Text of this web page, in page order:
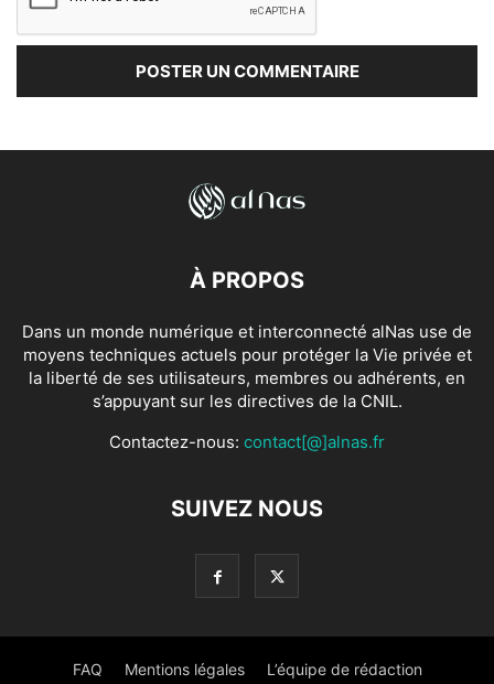
À PROPOS
Dans un monde numérique et interconnecté alNas use de
moyens techniques actuels pour protéger la Vie privée et
la liberté de ses utilisateurs, membres ou adhérents, en
s’appuyant sur les directives de la CNIL.
Contactez-nous: contact[@]alnas.fr
SUIVEZ NOUS
FAQ Mentions légales L’équipe de rédaction